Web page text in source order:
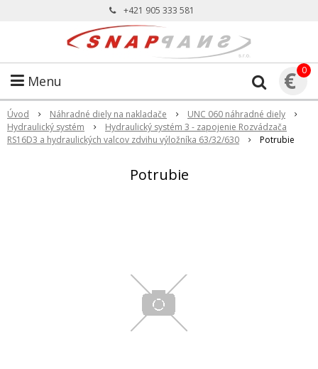
+421 905 333 581
Menu € 0
Úvod Náhradné diely na nakladače
UNC 060 náhradné diely
Hydraulický systém
Hydraulický systém 3 - zapojenie Rozvádzača
RS16D3 a hydraulických valcov zdvihu výložníka 63/32/630
Potrubie
Potrubie